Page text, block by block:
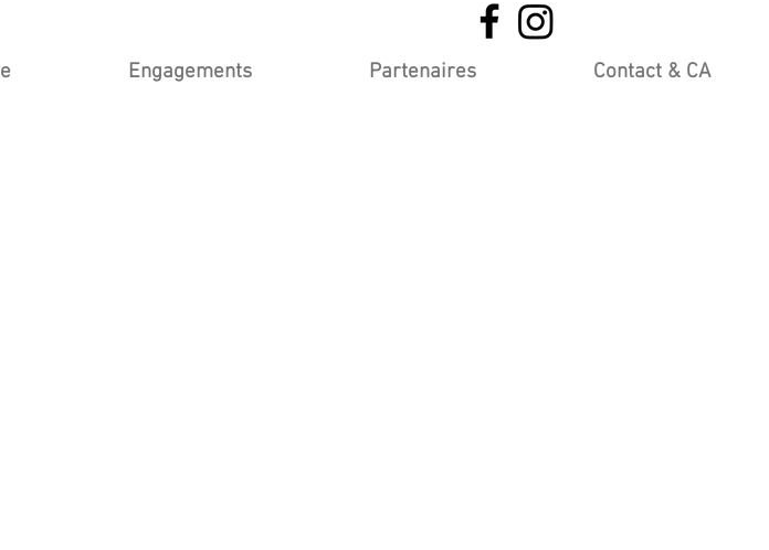
Engagements Partenaires Contact & CA